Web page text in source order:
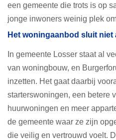
een gemeente die trots is op
jonge inwoners weinig plek
Het woningaanbod sluit niet
In gemeente Losser staat al
van woningbouw, en
inzetten. Het gaat daarbij
starterswoningen, een betere
huurwoningen en meer
de gemeente waar ze zijn
die veilig en vertrouwd voelt.